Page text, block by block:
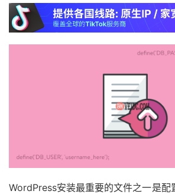
WordPress安装最重要的文件之一是配